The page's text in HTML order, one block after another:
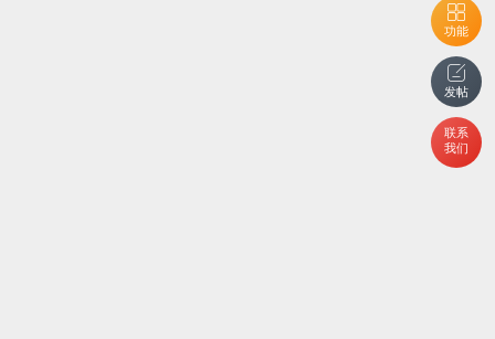
功能
发帖
联系
我们